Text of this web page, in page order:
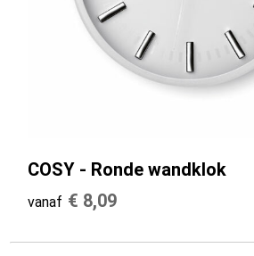
COSY - Ronde wandklok
vanaf € 8,09